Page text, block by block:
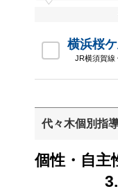
横浜桜
JR横須賀線
代々木個別指
個性・自主